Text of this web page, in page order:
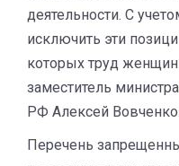
деятельности. С
исключить эти
которых труд
заместитель
РФ Алексей Вовченко.
Перечень